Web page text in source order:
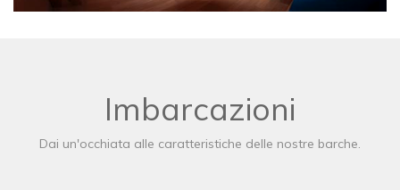
Imbarcazioni
Dai un'occhiata alle caratteristiche delle nostre barche.